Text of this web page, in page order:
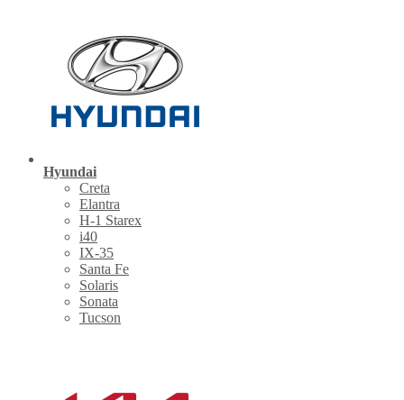
Hyundai
Creta
Elantra
H-1 Starex
i40
IX-35
Santa Fe
Solaris
Sonata
Tucson